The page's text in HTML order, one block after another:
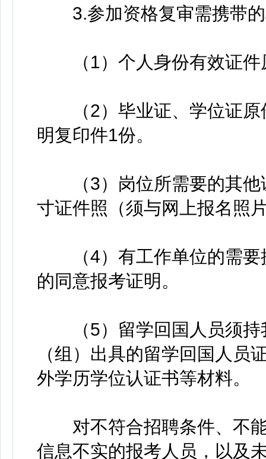
3.参加资格复审需携带的
（1）个人身份有效证件
（2）毕业证、学位证原
明复印件1份。
（3）岗位所需要的其他
寸证件照（须与网上报名照
（4）有工作单位的需要
的同意报考证明。
（5）留学回国人员须持
（组）出具的留学回国人员
外学历学位认证书等材料。
对不符合招聘条件、不能
信息不实的报考人员，以及